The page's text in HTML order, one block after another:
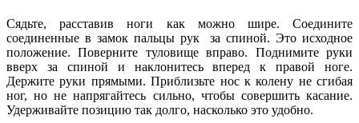
Сядьте, расставив ноги как можно шире. Соедините
соединенные в замок пальцы рук за спиной. Это исходное
положение. Поверните туловище вправо. Поднимите руки
вверх за спиной и наклонитесь вперед к правой ноге.
Держите руки прямыми. Приблизьте нос к колену не сгибая
ног, но не напрягайтесь сильно, чтобы совершить касание.
Удерживайте позицию так долго, насколько это удобно.